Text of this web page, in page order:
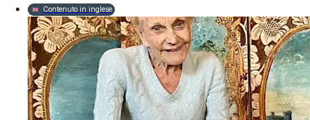
Contenuto in inglese